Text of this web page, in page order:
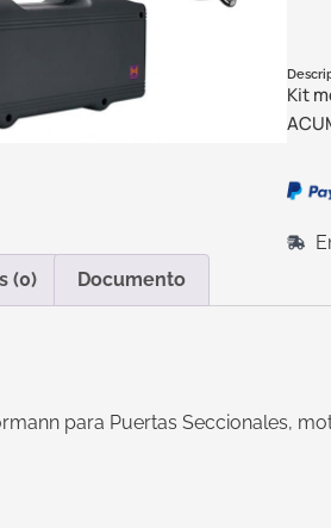
Kit
(0) Documento
para Puertas Seccionales,